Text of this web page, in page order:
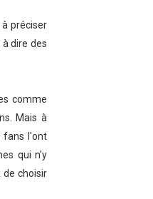
préciser
dire des
comme
Mais à
fans l'ont
qui n'y
de choisir